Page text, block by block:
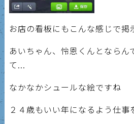
お店の看板にもこんな感じで掲
あいちゃん、怜恩くんとならん
て...
なかなかシュールな絵ですね
２４歳もいい年になるよう仕事